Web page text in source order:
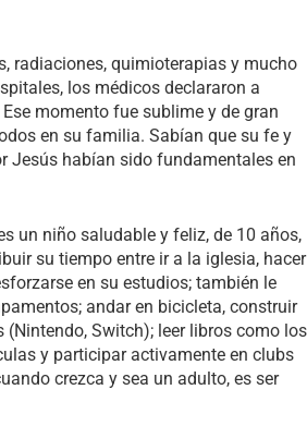
radiaciones, quimioterapias y mucho
los médicos declararon a
momento fue sublime y de gran
en su familia. Sabían que su fe y
Jesús habían sido fundamentales en
un niño saludable y feliz, de 10 años,
su tiempo entre ir a la iglesia, hacer
en su estudios; también le
andar en bicicleta, construir
(Nintendo, Switch); leer libros como los
y participar activamente en clubs
crezca y sea un adulto, es ser